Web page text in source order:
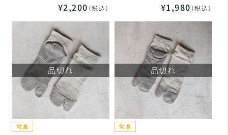
¥2,200 （税込） ¥1,980 （税込）
品切れ 品切れ